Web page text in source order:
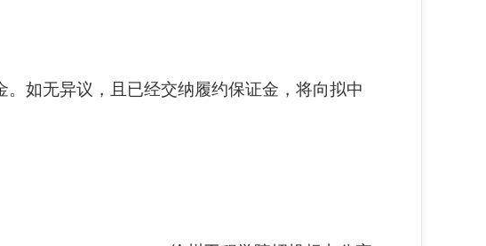
如无异议，且已经交纳履约保证金，将向拟中